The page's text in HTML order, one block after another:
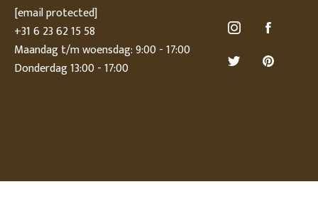
[email protected]
+31 6 23 62 15 58
Maandag t/m woensdag: 9:00 - 17:00
Donderdag 13:00 - 17:00